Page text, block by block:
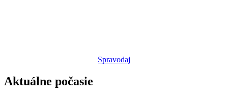
Spravodaj
Aktuálne počasie